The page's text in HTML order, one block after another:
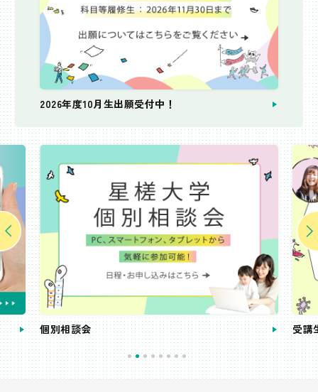
2026年度10月生出願受付中！
個別相談会 受講